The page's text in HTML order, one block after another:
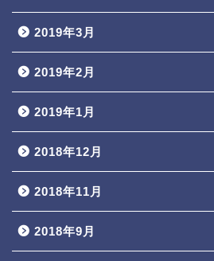
2019年3月
2019年2月
2019年1月
2018年12月
2018年11月
2018年9月